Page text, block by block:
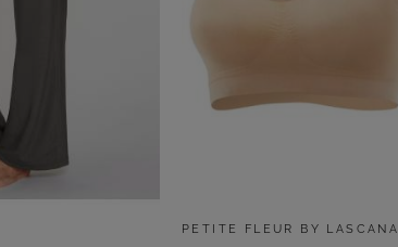
PETITE FLEUR BY LASCANA